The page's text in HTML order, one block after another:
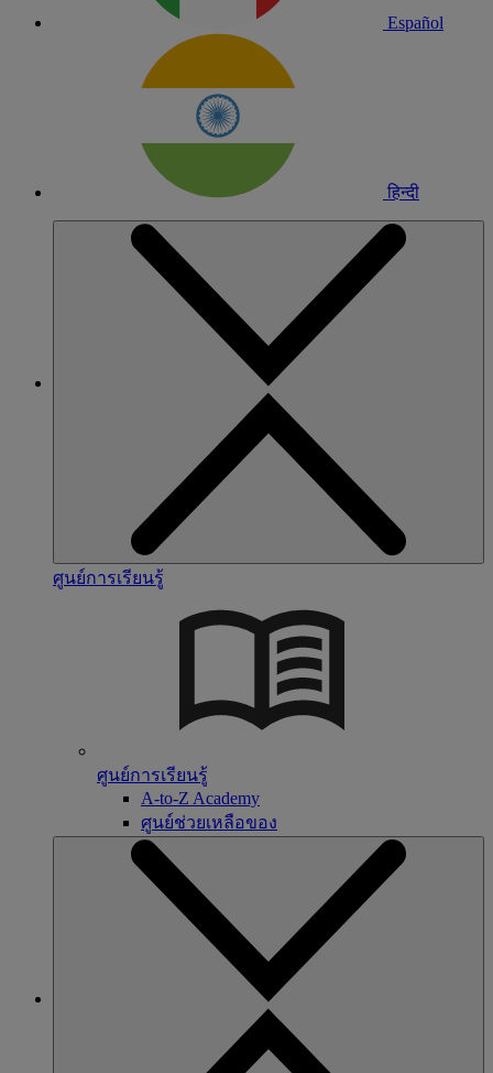
Español
हिन्दी
ศูนย์การเรียนรู้
ศูนย์การเรียนรู้
A-to-Z Academy
ศูนย์ช่วยเหลือของ